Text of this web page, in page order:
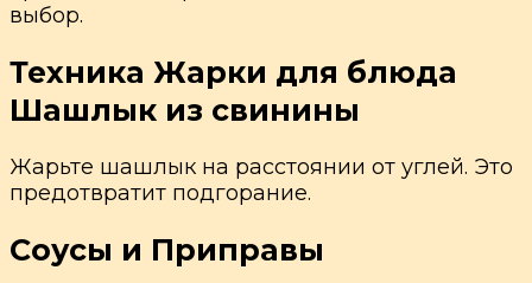
выбор.
Техника Жарки для блюда
Шашлык из свинины
Жарьте шашлык на расстоянии от углей. Это
предотвратит подгорание.
Соусы и Приправы